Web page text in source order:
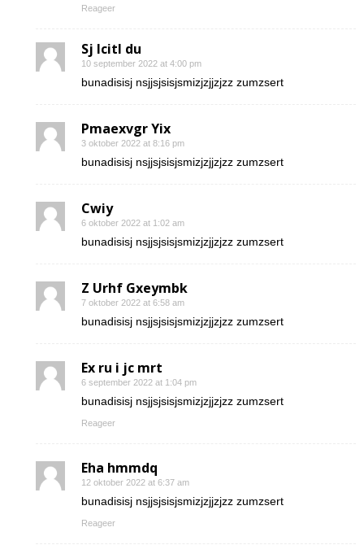
Reageer
Sj Icitl du
10 september 2022 at 4:00 pm
bunadisisj nsjjsjsisjsmizjzjjzjzz zumzsert
Pmaexvgr Yix
3 oktober 2022 at 8:16 pm
bunadisisj nsjjsjsisjsmizjzjjzjzz zumzsert
Cwiy
6 oktober 2022 at 1:02 am
bunadisisj nsjjsjsisjsmizjzjjzjzz zumzsert
Z Urhf Gxeymbk
7 oktober 2022 at 6:58 am
bunadisisj nsjjsjsisjsmizjzjjzjzz zumzsert
Ex ru i jc mrt
6 september 2022 at 1:04 pm
bunadisisj nsjjsjsisjsmizjzjjzjzz zumzsert
Reageer
Eha hmmdq
12 oktober 2022 at 6:37 am
bunadisisj nsjjsjsisjsmizjzjjzjzz zumzsert
Reageer